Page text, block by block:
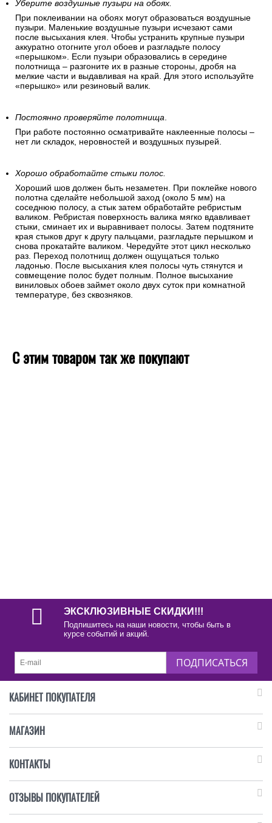
Уберите воздушные пузыри на обоях.
При поклеивании на обоях могут образоваться воздушные
пузыри. Маленькие воздушные пузыри исчезают сами
после высыхания клея. Чтобы устранить крупные пузыри
аккуратно отогните угол обоев и разгладьте полосу
«перышком». Если пузыри образовались в середине
полотнища – разгоните их в разные стороны, дробя на
мелкие части и выдавливая на край. Для этого используйте
«перышко» или резиновый валик.
Постоянно проверяйте полотнища.
При работе постоянно осматривайте наклеенные полосы –
нет ли складок, неровностей и воздушных пузырей.
Хорошо обработайте стыки полос.
Хороший шов должен быть незаметен. При поклейке нового
полотна сделайте небольшой заход (около 5 мм) на
соседнюю полосу, а стык затем обработайте ребристым
валиком. Ребристая поверхность валика мягко вдавливает
стыки, сминает их и выравнивает полосы. Затем подтяните
края стыков друг к другу пальцами, разгладьте перышком и
снова прокатайте валиком. Чередуйте этот цикл несколько
раз. Переход полотнищ должен ощущаться только
ладонью. После высыхания клея полосы чуть стянутся и
совмещение полос будет полным. Полное высыхание
виниловых обоев займет около двух суток при комнатной
температуре, без сквозняков.
С этим товаром так же покупают
ЭКСКЛЮЗИВНЫЕ СКИДКИ!!!
Подпишитесь на наши новости, чтобы быть в
курсе событий и акций.
ПОДПИСАТЬСЯ
КАБИНЕТ ПОКУПАТЕЛЯ
МАГАЗИН
КОНТАКТЫ
ОТЗЫВЫ ПОКУПАТЕЛЕЙ